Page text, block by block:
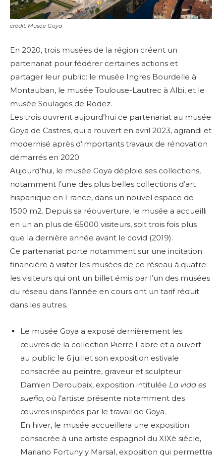
crédit: Musée Goya
En 2020, trois musées de la région créent un
partenariat pour fédérer certaines actions et
partager leur public: le musée Ingres Bourdelle à
Montauban, le musée Toulouse-Lautrec à Albi, et le
musée Soulages de Rodez.
Les trois ouvrent aujourd’hui ce partenariat au musée
Goya de Castres, qui a rouvert en avril 2023, agrandi et
modernisé après d’importants travaux de rénovation
démarrés en 2020.
Aujourd’hui, le musée Goya déploie ses collections,
notamment l’une des plus belles collections d’art
hispanique en France, dans un nouvel espace de
1500 m2. Depuis sa réouverture, le musée a accueilli
en un an plus de 65000 visiteurs, soit trois fois plus
que la dernière année avant le covid (2019).
Ce partenariat porte notamment sur une incitation
financière à visiter les musées de ce réseau à quatre:
les visiteurs qui ont un billet émis par l’un des musées
du réseau dans l’année en cours ont un tarif réduit
dans les autres.
Le musée Goya a exposé dernièrement les
œuvres de la collection Pierre Fabre et a ouvert
au public le 6 juillet son exposition estivale
consacrée au peintre, graveur et sculpteur
Damien Deroubaix, exposition intitulée La vida es
sueño, où l’artiste présente notamment des
œuvres inspirées par le travail de Goya.
En hiver, le musée accueillera une exposition
consacrée à una artiste espagnol du XIXè siècle,
Mariano Fortuny y Marsal, exposition qui permettra